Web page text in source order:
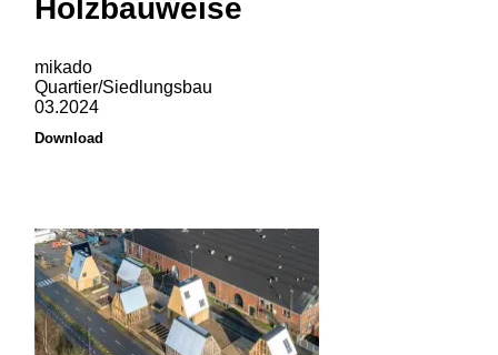
Holzbauweise
mikado
Quartier/Siedlungsbau
03.2024
Download